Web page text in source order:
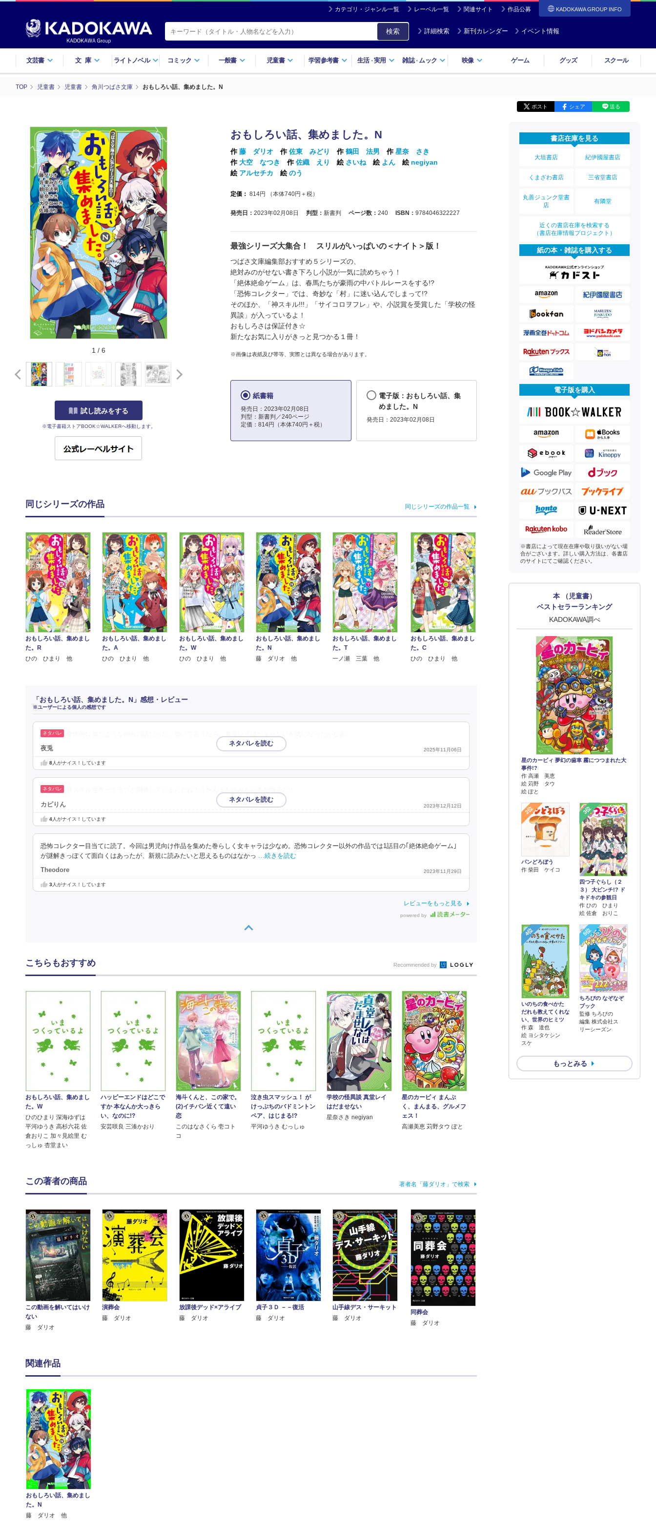
カテゴリ・ジャンル一覧 レーベル一覧 関連サイト 作品公募 KADOKAWA GROUP INFO
検索 詳細検索 新刊カレンダー イベント情報
文芸書 文庫 ライトノベル コミック 一般書 児童書 学習参考書 生活・実用 雑誌・ ムック 映像 ゲーム グッズ スクール
TOP 児童書 児童書 角川つばさ文庫 おもしろい話、集めました。N
ポスト シェア 送る
1 / 6
試し読みをする
※電子書籍ストアBOOK☆WALKERへ移動します。
おもしろい話、集めました。N
作藤 ダリオ 作佐東 みどり 作鶴田 法男 作星奈 さき
作大空 なつき 作佐織 えり 絵 さいね 絵 よん 絵 negiyan
絵 アルセチカ 絵のう
定価： 814円 （本体740円＋税）
発売日： 2023年02月08日 判型： 新書判 ページ数： 240 ISBN： 9784046322227
最強シリーズ大集合！ スリルがいっぱいの＜ナイト＞版！
つばさ文庫編集部おすすめ５シリーズの、
絶対みのがせない書き下ろし小説が一気に読めちゃう！
「絶体絶命ゲーム」は、春馬たちが豪雨の中バトルレースをする!?
「恐怖コレクター」では、奇妙な「村」に迷い込んでしまって!?
そのほか、「神スキル!!!」「サイコロヲフレ」や、小説賞を受賞した「学校の怪
異談」が入っているよ！
おもしろさは保証付き☆
新たなお気に入りがきっと見つかる１冊！
※画像は表紙及び帯等、実際とは異なる場合があります。
紙書籍
発売日：2023年02月08日
判型：新書判／240ページ
定価：814円（本体740円＋税）
電子版：おもしろい話、集
めました。N
発売日：2023年02月08日
同じシリーズの作品 同じシリーズの作品一覧
おもしろい話、集めまし
た。R
ひの ひまり 他
おもしろい話、集めまし
た。A
ひの ひまり 他
おもしろい話、集めまし
た。W
ひの ひまり 他
おもしろい話、集めまし
た。N
藤 ダリオ 他
おもしろい話、集めまし
た。T
一ノ瀬 三葉 他
おもしろい話、集めまし
た。C
ひの ひまり 他
「おもしろい話、集めました。N」感想・レビュー
※ユーザーによる個人の感想です
夜兎 2025年11月06日
8人がナイス！しています
カピりん 2023年12月12日
4人がナイス！しています
恐怖コレクター目当てに読了。今回は男児向け作品を集めた巻らしく女キャラは少なめ。恐怖コレクター以外の作品では1話目の｢絶体絶命ゲーム｣
が謎解きっぽくて面白くはあったが、新規に読みたいと思えるものはなかっ
…続きを読む
Theodore 2023年11月29日
3人がナイス！しています
レビューをもっと見る
powered by
書店在庫を見る
大垣書店 紀伊國屋書店
くまざわ書店 三省堂書店
丸善ジュンク堂書
店
有隣堂
近くの書店在庫を検索する
（書店在庫情報プロジェクト）
紙の本・雑誌を購入する
電子版を購入
※書店によって現在在庫や取り扱いがない場
合がございます。詳しい購入方法は、各書店
のサイトにてご確認ください。
本 （児童書）
ベストセラーランキング
KADOKAWA調べ
1位
星のカービィ 夢幻の歯車 霧につつまれた大
事件!?
作 高瀬 美恵
絵 苅野 タウ
絵 ぽと
2位
パンどろぼう
作 柴田 ケイコ
3位
四つ子ぐらし（２
３） 大ピンチ!? ド
キドキの参観日
作 ひの ひまり
絵 佐倉 おりこ
4位
いのちの食べかた
だれも教えてくれな
い、世界のヒミツ
作 森 達也
絵 ヨシタケシン
スケ
5位
ちろぴの なぞなぞ
ブック
監修 ちろぴの
編集 株式会社ス
リーシーズン
もっとみる
こちらもおすすめ Recommended by
おもしろい話、集めまし
た。W
ひのひまり 深海ゆずは
平河ゆうき 高杉六花 佐
倉おりこ 加々見絵里 む
っしゅ 杏堂まい
ハッピーエンドはどこで
すか 本なんか大っきら
い、なのに!?
安芸咲良 三湊かおり
海斗くんと、この家で。
(2)イチバン近くて遠い
恋
このはなさくら 壱コト
コ
泣き虫スマッシュ！ が
けっぷちのバドミントン
ペア、はじまる!?
平河ゆうき むっしゅ
学校の怪異談 真堂レイ
はだませない
星奈さき negiyan
星のカービィ まんぷ
く、まんまる、グルメフ
ェス！
高瀬美恵 苅野タウ ぽと
この著者の商品 著者名「藤ダリオ」で検索
この動画を解いてはいけ
ない
藤 ダリオ
演葬会
藤 ダリオ
放課後デッド×アライブ
藤 ダリオ
貞子３Ｄ －－復活
藤 ダリオ
山手線デス・サーキット
藤 ダリオ
同葬会
藤 ダリオ
関連作品
おもしろい話、集めまし
た。N
藤 ダリオ 他